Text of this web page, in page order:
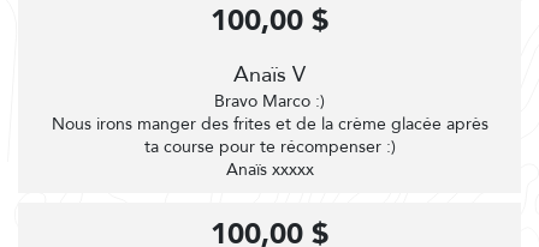
Anaïs V
Bravo Marco :)
Nous irons manger des frites et de la crème glacée après
ta course pour te récompenser :)
Anaïs xxxxx
100,00 $
100,00 $